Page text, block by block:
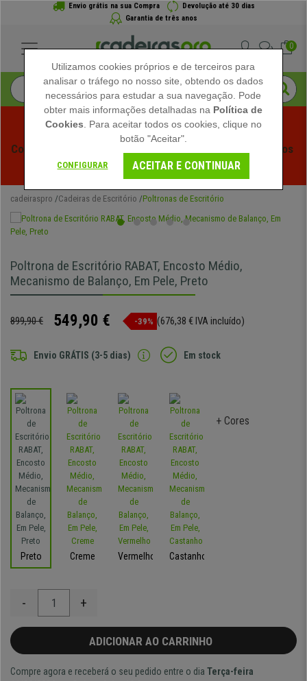
Envio grátis na sua Compra
Devolução até 30 dias
Garantia de três anos
0
Começam os Saldos de Verão em Cadeiraspro! Descontos
Exclusivos por Tempo Limitado - Ver Promoção
cadeiraspro Cadeiras de Escritório Poltronas de Escritório
Poltrona de Escritório RABAT, Encosto Médio,
Mecanismo de Balanço, Em Pele, Preto
899,90 € 549,90 € -39% (676,38 € IVA incluído)
Envio GRÁTIS (3-5 dias) Em stock
Preto Creme Vermelho Castanho
+ Cores
- +
ADICIONAR AO CARRINHO
Compre agora e receberá o seu pedido entre o dia Terça-feira
Utilizamos cookies próprios e de terceiros para
analisar o tráfego no nosso site, obtendo os dados
necessários para estudar a sua navegação. Pode
obter mais informações detalhadas na Política de
Cookies . Para aceitar todos os cookies, clique no
botão "Aceitar".
CONFIGURAR ACEITAR E CONTINUAR